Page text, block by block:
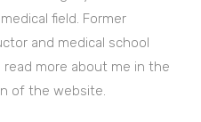
field. Former
and medical school
read more about me in the
of the website.